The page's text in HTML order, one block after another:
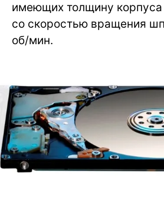
имеющих толщину
со скоростью вращения
об/мин.